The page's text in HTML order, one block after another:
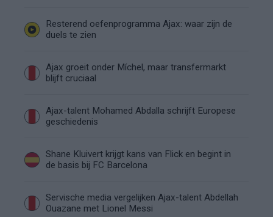
Resterend oefenprogramma Ajax: waar zijn de
duels te zien
Ajax groeit onder Míchel, maar transfermarkt
blijft cruciaal
Ajax-talent Mohamed Abdalla schrijft Europese
geschiedenis
Shane Kluivert krijgt kans van Flick en begint in
de basis bij FC Barcelona
Servische media vergelijken Ajax-talent Abdellah
Ouazane met Lionel Messi